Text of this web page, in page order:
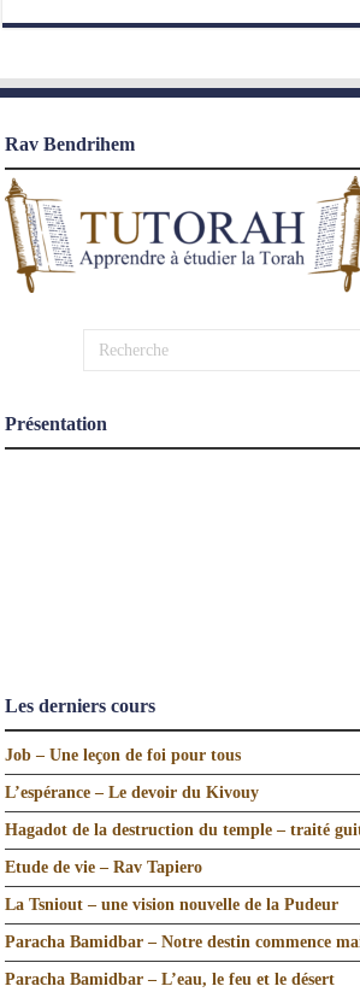
Rav Bendrihem
Présentation
Les derniers cours
Job – Une leçon de foi pour tous
L’espérance – Le devoir du Kivouy
Hagadot de la destruction du temple – traité
Etude de vie – Rav Tapiero
La Tsniout – une vision nouvelle de la Pudeur
Paracha Bamidbar – Notre destin commence
Paracha Bamidbar – L’eau, le feu et le désert